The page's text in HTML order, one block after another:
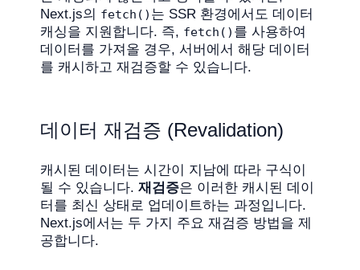
Next.js의 fetch() 는 SSR 환경에서도 데이터
캐싱을 지원합니다. 즉, fetch() 를 사용하여
데이터를 가져올 경우, 서버에서 해당 데이터
를 캐시하고 재검증할 수 있습니다.
데이터 재검증 (Revalidation)
캐시된 데이터는 시간이 지남에 따라 구식이
될 수 있습니다. 재검증은 이러한 캐시된 데이
터를 최신 상태로 업데이트하는 과정입니다.
Next.js에서는 두 가지 주요 재검증 방법을 제
공합니다.